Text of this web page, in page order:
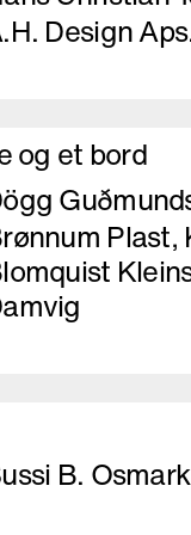
Design
og et bord
Plast,
B. Osmark